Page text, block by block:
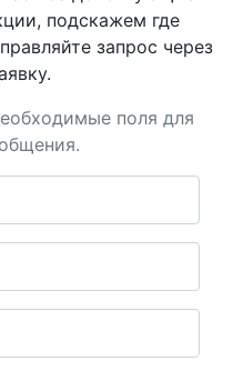
подскажем где
запрос через
поля для